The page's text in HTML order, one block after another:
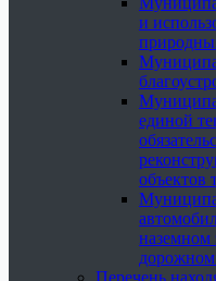
и
единой
объектов
наземном
дорожном
Перечень